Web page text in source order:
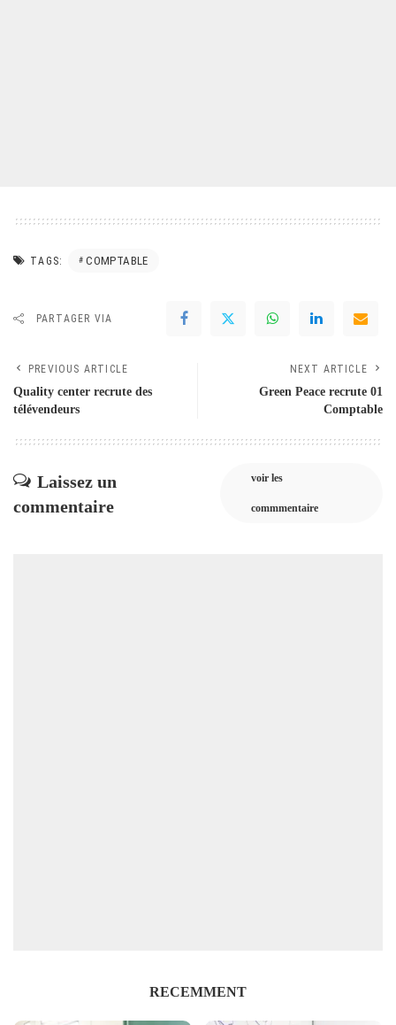
TAGS: COMPTABLE
PARTAGER VIA
PREVIOUS ARTICLE
Quality center recrute des
télévendeurs
NEXT ARTICLE
Green Peace recrute 01
Comptable
Laissez un
commentaire
voir les
commmentaire
RECEMMENT